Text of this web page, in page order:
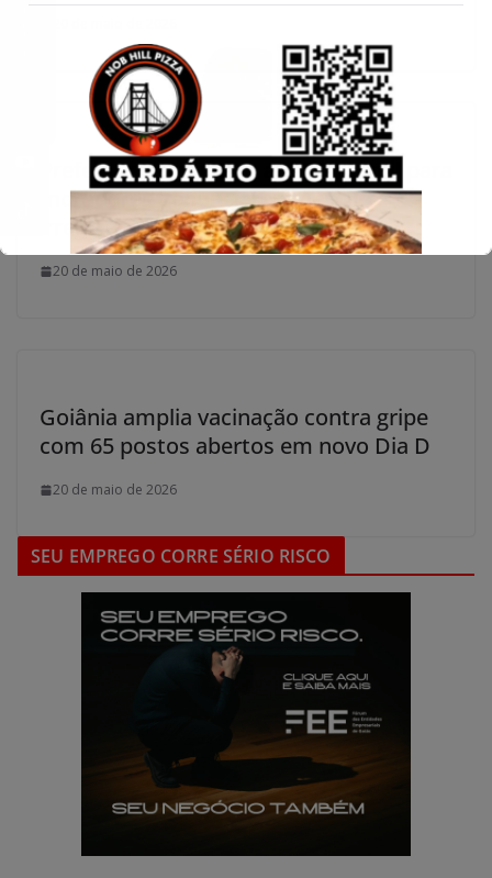
Prefeitura quer pagar até R$ 1,3 mil para
moradores denunciarem descarte
irregular de lixo, em Goiânia
20 de maio de 2026
Goiânia amplia vacinação contra gripe
com 65 postos abertos em novo Dia D
20 de maio de 2026
SEU EMPREGO CORRE SÉRIO RISCO